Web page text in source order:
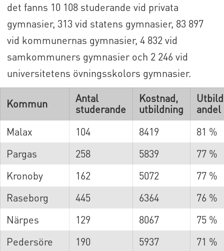
det fanns 10 108 studerande vid privata
gymnasier, 313 vid statens gymnasier, 83 897
vid kommunernas gymnasier, 4 832 vid
samkommuners gymnasier och 2 246 vid
universitetens övningsskolors gymnasier.
Kommun
Antal
studerande
Kostnad,
utbildning
andel
Malax
104 8419
81 %
Pargas
258 5839
77 %
Kronoby
162 5072
77 %
Raseborg
445 6364
76 %
Närpes
129 8067
75 %
Pedersöre
190 5937
71 %